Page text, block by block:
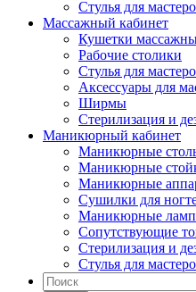
Стулья для
Массажный кабинет
Кушетки
Рабочие столики
Стулья для
Аксессуары для
Ширмы
Стерилизация и
Маникюрный кабинет
Маникюрные
Маникюрные
Маникюрные
Сушилки для
Маникюрные
Сопутствующие
Стерилизация и
Стулья для